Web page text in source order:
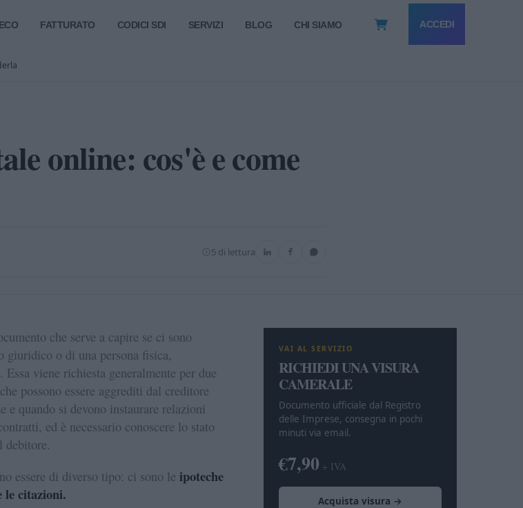
FATTURATO CODICI SDI SERVIZI BLOG CHI SIAMO ACCEDI
online: cos'è e come
5 di lettura
che serve a capire se ci sono
giuridico o di una persona fisica,
viene richiesta generalmente per due
possono essere aggrediti dal creditore
e quando si devono instaurare relazioni
ed è necessario conoscere lo stato
debitore.
essere di diverso tipo: ci sono le ipoteche
le citazioni.
VAI AL SERVIZIO
RICHIEDI UNA VISURA
CAMERALE
Documento ufficiale dal Registro
delle Imprese, consegna in pochi
minuti via email.
€7,90 + IVA
Acquista visura →